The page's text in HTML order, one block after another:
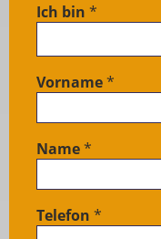
LIVE
Foodtruck
/ von
Ich bin *
Vorname*
Name*
Telefon *